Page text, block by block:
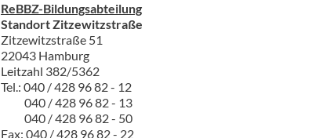
ReBBZ-Bildungsabteilung
Standort Zitzewitzstraße
Zitzewitzstraße 51
22043 Hamburg
Leitzahl 382/5362
Tel.: 040 / 428 96 82 - 12
040 / 428 96 82 - 13
040 / 428 96 82 - 50
Fax: 040 / 428 96 82 - 22